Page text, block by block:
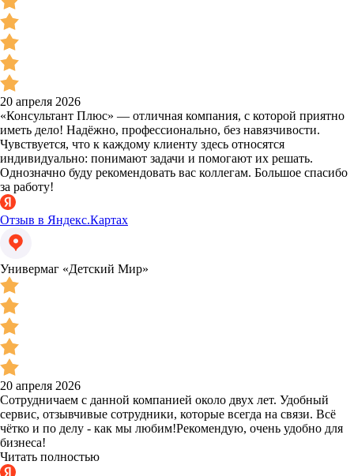
20 апреля 2026
«Консультант Плюс» — отличная компания, с которой приятно
иметь дело! Надёжно, профессионально, без навязчивости.
Чувствуется, что к каждому клиенту здесь относятся
индивидуально: понимают задачи и помогают их решать.
Однозначно буду рекомендовать вас коллегам. Большое спасибо
за работу!
Отзыв в Яндекс.Картах
Универмаг «Детский Мир»
20 апреля 2026
Сотрудничаем с данной компанией около двух лет. Удобный
сервис, отзывчивые сотрудники, которые всегда на связи. Всё
чётко и по делу - как мы любим!Рекомендую, очень удобно для
бизнеса!
Читать полностью